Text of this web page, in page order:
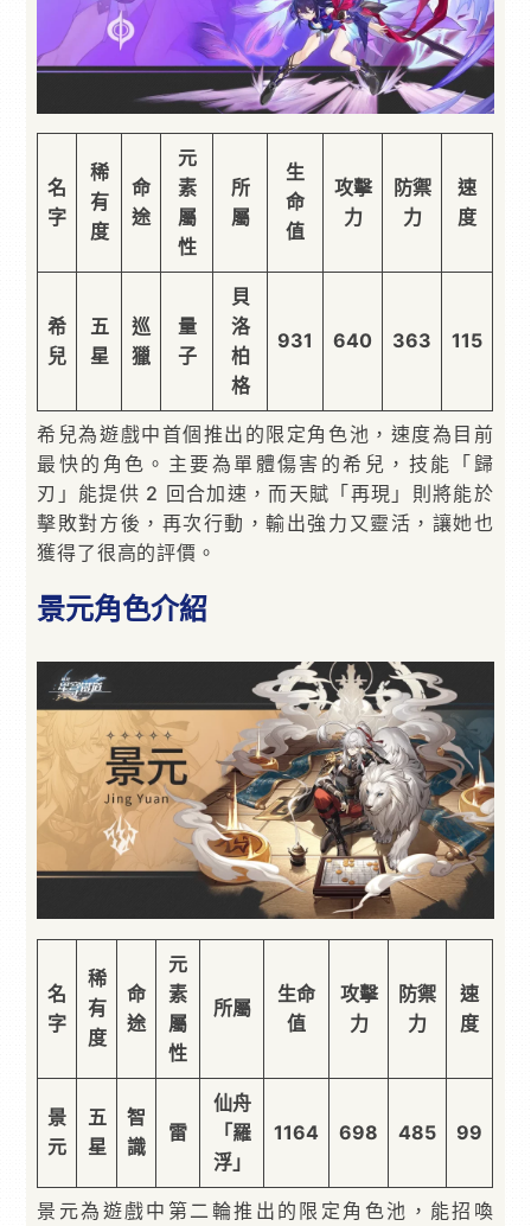
名
字
稀
有
度
命
途
元
素
屬
性
所
屬
生
命
值
攻擊
力
防禦
力
速
度
希
兒
五
星
巡
獵
量
子
貝
洛
柏
格
931 640 363 115
希兒為遊戲中首個推出的限定角色池，速度為目前
最快的角色。主要為單體傷害的希兒，技能「歸
刃」能提供 2 回合加速，而天賦「再現」則將能於
擊敗對方後，再次行動，輸出強力又靈活，讓她也
獲得了很高的評價。
景元角色介紹
名
字
稀
有
度
命
途
元
素
屬
性
所屬
生命
值
攻擊
力
防禦
力
速
度
景
元
五
星
智
識
雷
仙舟
「羅
浮」
1164 698 485 99
景元為遊戲中第二輪推出的限定角色池，能招喚